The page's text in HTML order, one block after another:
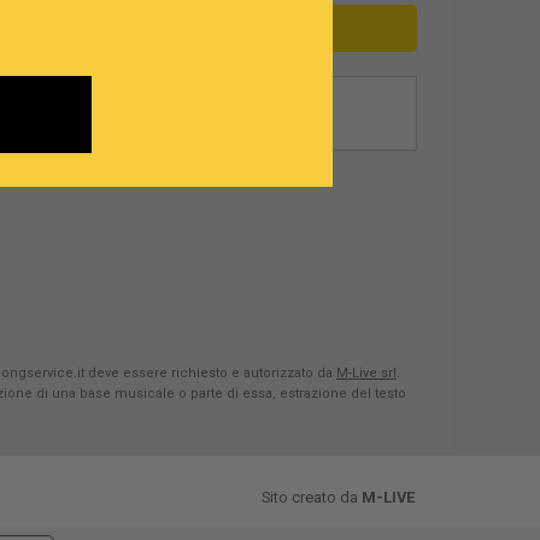
deve essere richiesto e autorizzato da M-Live srl
di una base musicale o parte di essa, estrazione del testo
Sito creato da M-LIVE